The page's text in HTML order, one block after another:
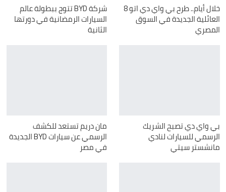
خلال أيام.. طرح بي واي دي اتو 8
العائلية الجديدة في السوق
المصري
شركة BYD تتوج ببطولة عالم
السيارات الرمضانية في دورتها
الثانية
بي واي دي تصبح الشريك
الرسمي للسيارات لنادي
مانشستر سيتي
مان دريم تستعد للكشف
الرسمي عن سيارات BYD الجديدة
في مصر